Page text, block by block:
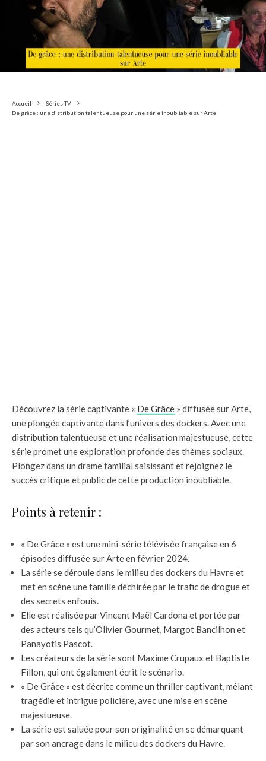
Accueil
Séries TV
De grâce : une distribution talentueuse pour une série inoubliable sur Arte
Découvrez la série captivante « De Grâce » diffusée sur Arte,
une plongée captivante dans l’univers des dockers. Avec une
distribution talentueuse et une réalisation majestueuse, cette
série promet une exploration profonde des thèmes sociaux.
Plongez dans un drame familial saisissant et rejoignez le
succès critique et public de cette production inoubliable.
Points à retenir :
« De Grâce » est une mini-série télévisée française en 6
épisodes diffusée sur Arte en février 2024.
La série se déroule dans le milieu des dockers du Havre et
met en scène une famille déchirée par le trafic de drogue et
des secrets enfouis.
Elle est réalisée par Vincent Maël Cardona et portée par
des acteurs tels qu’Olivier Gourmet, Margot Bancilhon et
Panayotis Pascot.
Les créateurs de la série sont Maxime Crupaux et Baptiste
Fillon, qui ont également écrit le scénario.
« De Grâce » est décrite comme un thriller captivant, mêlant
tragédie et intrigue policière, avec une mise en scène
majestueuse.
La série est saluée pour son originalité en se démarquant
par son ancrage dans le milieu des dockers du Havre.